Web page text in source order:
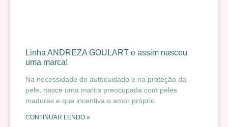
Linha ANDREZA GOULART e assim nasceu
uma marca!
Na necessidade do autocuidado e na proteção da
pele, nasce uma marca preocupada com peles
maduras e que incentiva o amor próprio.
CONTINUAR LENDO »